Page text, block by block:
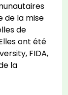
de la mise
de
ont été
FIDA,
la